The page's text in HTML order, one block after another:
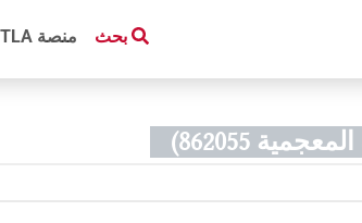
بحث منصة‏ ‏TLA
862055)